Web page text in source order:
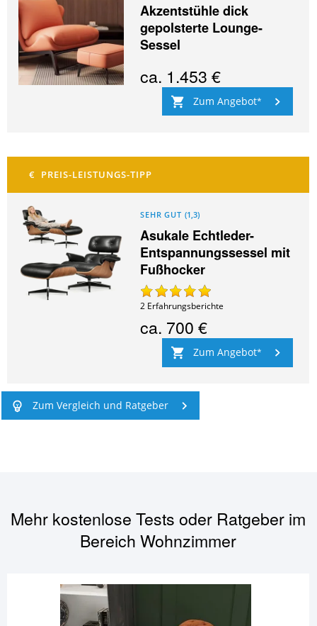
Akzentstühle dick
gepolsterte Lounge-
Sessel
ca. 1.453 €
Zum Angebot
SEHR GUT (1,3)
Asukale Echtleder-
Entspannungssessel mit
Fußhocker
2 Erfahrungsberichte
ca. 700 €
Zum Angebot
Zum Vergleich und Ratgeber
Mehr kostenlose Tests oder Ratgeber im
BereichWohnzimmer